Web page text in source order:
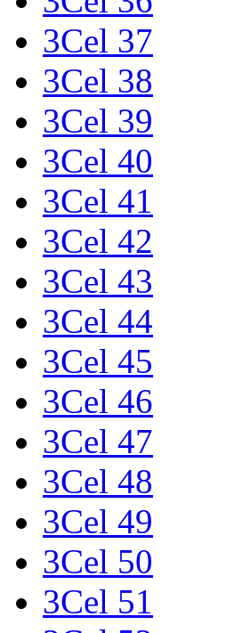
3Cel 37
3Cel 38
3Cel 39
3Cel 40
3Cel 41
3Cel 42
3Cel 43
3Cel 44
3Cel 45
3Cel 46
3Cel 47
3Cel 48
3Cel 49
3Cel 50
3Cel 51